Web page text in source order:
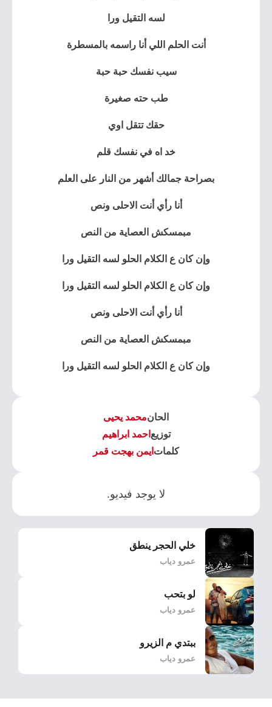
لسه التقيل ورا
أنت الحلم اللي أنا راسمه بالمسطرة
سيب نفسك حبة حبة
طب حته صغيرة
حقك تتقل اوي
خد اه في نفسك قلم
بصراحة جمالك أشهر من النار على العلم
أنا رأي أنت الاحلى ونص
مبمسكش العصاية من النص
وإن كان ع الكلام الحلو لسه التقيل ورا
وإن كان ع الكلام الحلو لسه التقيل ورا
أنا رأي أنت الاحلى ونص
مبمسكش العصاية من النص
وإن كان ع الكلام الحلو لسه التقيل ورا
الحانمحمد يحيى
توزيع احمد ابراهيم
كلمات ايمن بهجت قمر
لا يوجد فيديو.
خلي الحجر ينطق
عمرو دياب
لو بتحب
عمرو دياب
ببتدي م الزيرو
عمرو دياب